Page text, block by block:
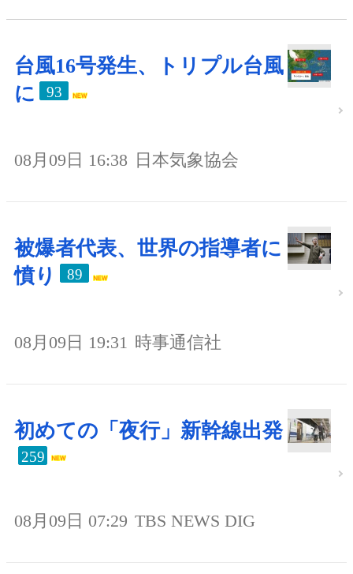
台風16号発生、トリプル台風
に
93
08月09日 16:38 日本気象協会
被爆者代表、世界の指導者に
憤り
89
08月09日 19:31 時事通信社
初めての「夜行」新幹線出発
259
08月09日 07:29 TBS NEWS DIG